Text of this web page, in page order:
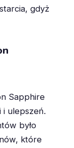
gdyż
Sapphire
i ulepszeń.
było
które